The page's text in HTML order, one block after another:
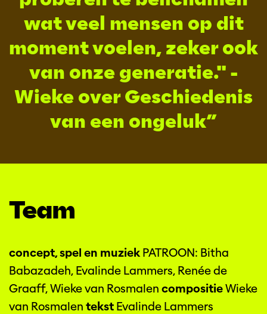
wat veel mensen op dit
moment voelen, zeker ook
van onze generatie." -
Wieke over Geschiedenis
van een ongeluk
Team
concept, spel en muziekPATROON: Bitha
Babazadeh, Evalinde Lammers, Renée de
Graaff, Wieke van Rosmalen compositieWieke
van Rosmalen tekst Evalinde Lammers